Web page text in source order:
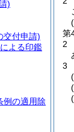
第
2
3
)
交付申請)
よる印鑑
例の適用除